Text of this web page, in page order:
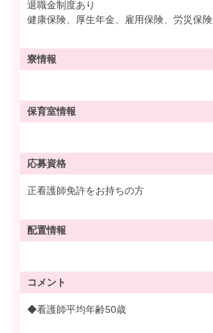
退職金制度あり
健康保険、厚生年金、雇用保険、労災保険
寮情報
保育室情報
応募資格
正看護師免許をお持ちの方
配置情報
コメント
◆看護師平均年齢50歳